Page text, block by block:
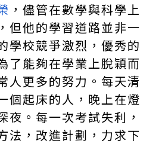
，儘管在數學與科學上
但他的學習道路並非一
學校競爭激烈，優秀的
了能夠在學業上脫穎而
人更多的努力。每天清
個起床的人，晚上在燈
夜。每一次考試失利，
法，改進計劃，力求下